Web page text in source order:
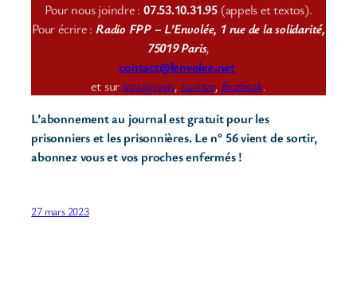
Pour nous joindre : 07.53.10.31.95 (appels et textos).
Pour écrire : Radio FPP – L’Envolée, 1 rue de la solidarité,
75019 Paris,
contact@lenvolee.net
et sur instagram, twitter, facebook.
L’abonnement au journal est gratuit pour les
prisonniers et les prisonnières. Le n° 56 vient de sortir,
abonnez vous et vos proches enfermés !
27 mars 2023